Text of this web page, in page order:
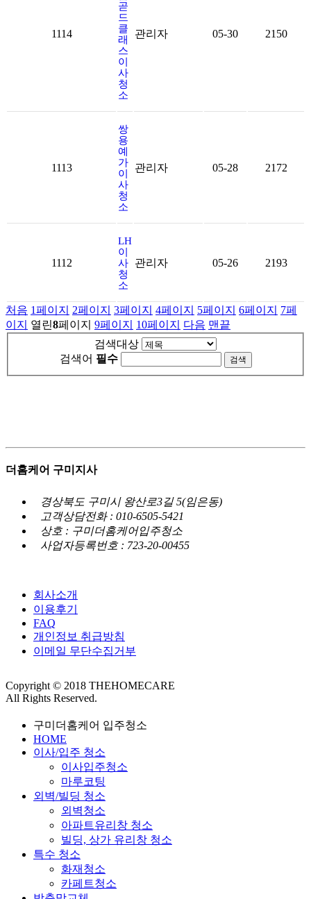
1114
곧
드
클
래
스
이
사
청
소
관리자 05-30 2150
1113
쌍
용
예
가
이
사
청
소
관리자 05-28 2172
1112
LH
이
사
청
소
관리자 05-26 2193
처음 1페이지 2페이지 3페이지 4페이지 5페이지 6페이지 7페
이지
열린8페이지 9페이지 10페이지 다음 맨끝
검색대상
검색어 필수
더홈케어 구미지사
경상북도 구미시 왕산로3길 5(임은동)
고객상담전화 : 010-6505-5421
상호 : 구미더홈케어입주청소
사업자등록번호 : 723-20-00455
회사소개
이용후기
FAQ
개인정보 취급방침
이메일 무단수집거부
Copyright © 2018 THEHOMECARE
All Rights Reserved.
구미더홈케어 입주청소
HOME
이사/입주 청소
이사입주청소
마루코팅
외벽/빌딩 청소
외벽청소
아파트유리창 청소
빌딩, 상가 유리창 청소
특수 청소
화재청소
카페트청소